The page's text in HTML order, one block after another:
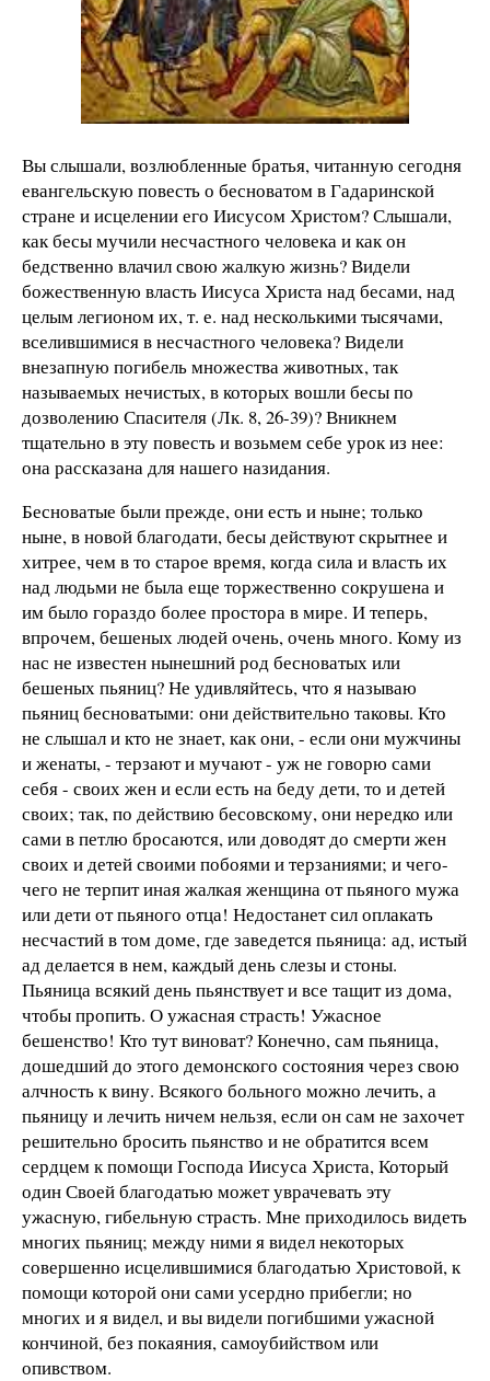
Вы слышали, возлюбленные братья, читанную сегодня
евангельскую повесть о бесноватом в Гадаринской
стране и исцелении его Иисусом Христом? Слышали,
как бесы мучили несчастного человека и как он
бедственно влачил свою жалкую жизнь? Видели
божественную власть Иисуса Христа над бесами, над
целым легионом их, т. е. над несколькими тысячами,
вселившимися в несчастного человека? Видели
внезапную погибель множества животных, так
называемых нечистых, в которых вошли бесы по
дозволению Спасителя (Лк. 8, 26-39)? Вникнем
тщательно в эту повесть и возьмем себе урок из нее:
она рассказана для нашего назидания.
Бесноватые были прежде, они есть и ныне; только
ныне, в новой благодати, бесы действуют скрытнее и
хитрее, чем в то старое время, когда сила и власть их
над людьми не была еще торжественно сокрушена и
им было гораздо более простора в мире. И теперь,
впрочем, бешеных людей очень, очень много. Кому из
нас не известен нынешний род бесноватых или
бешеных пьяниц? Не удивляйтесь, что я называю
пьяниц бесноватыми: они действительно таковы. Кто
не слышал и кто не знает, как они, - если они мужчины
и женаты, - терзают и мучают - уж не говорю сами
себя - своих жен и если есть на беду дети, то и детей
своих; так, по действию бесовскому, они нередко или
сами в петлю бросаются, или доводят до смерти жен
своих и детей своими побоями и терзаниями; и чего-
чего не терпит иная жалкая женщина от пьяного мужа
или дети от пьяного отца! Недостанет сил оплакать
несчастий в том доме, где заведется пьяница: ад, истый
ад делается в нем, каждый день слезы и стоны.
Пьяница всякий день пьянствует и все тащит из дома,
чтобы пропить. О ужасная страсть! Ужасное
бешенство! Кто тут виноват? Конечно, сам пьяница,
дошедший до этого демонского состояния через свою
алчность к вину. Всякого больного можно лечить, а
пьяницу и лечить ничем нельзя, если он сам не захочет
решительно бросить пьянство и не обратится всем
сердцем к помощи Господа Иисуса Христа, Который
один Своей благодатью может уврачевать эту
ужасную, гибельную страсть. Мне приходилось видеть
многих пьяниц; между ними я видел некоторых
совершенно исцелившимися благодатью Христовой, к
помощи которой они сами усердно прибегли; но
многих и я видел, и вы видели погибшими ужасной
кончиной, без покаяния, самоубийством или
опивством.